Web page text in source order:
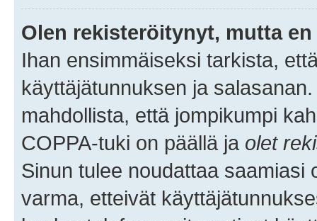
Olen rekisteröitynyt, mutta
Ihan ensimmäiseksi tarkista,
käyttäjätunnuksen ja
mahdollista, että jompikumpi
COPPA-tuki on päällä ja olet
Sinun tulee noudattaa saamiasi
varma, etteivät